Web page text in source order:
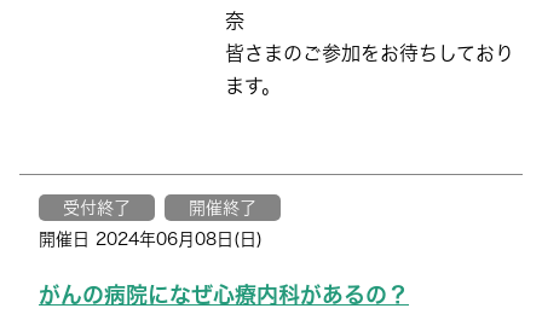
奈
皆さまのご参加をお待ちしており
ます。
受付終了
開催終了
開催日 2024年06月08日(日)
がんの病院になぜ心療内科があるの？